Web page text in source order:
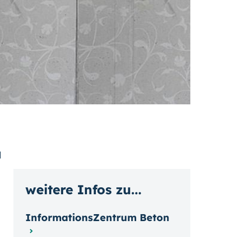
weitere Infos zu...
InformationsZentrum Beton